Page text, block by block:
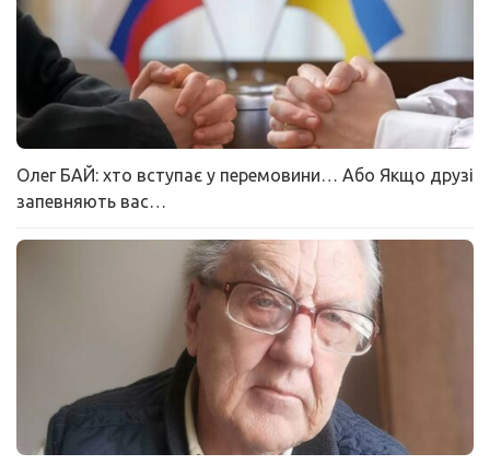
Олег БАЙ: хто вступає у перемовини… Або Якщо друзі
запевняють вас…